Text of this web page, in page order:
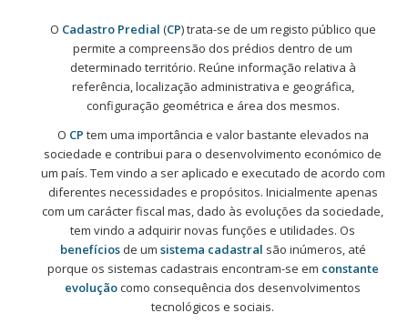
O Cadastro Predial (CP) trata-se de um registo público que
permite a compreensão dos prédios dentro de um
determinado território. Reúne informação relativa à
referência, localização administrativa e geográfica,
configuração geométrica e área dos mesmos.
O CP tem uma importância e valor bastante elevados na
sociedade e contribui para o desenvolvimento económico de
um país. Tem vindo a ser aplicado e executado de acordo com
diferentes necessidades e propósitos. Inicialmente apenas
com um carácter fiscal mas, dado às evoluções da sociedade,
tem vindo a adquirir novas funções e utilidades. Os
benefíciosde um sistema cadastral são inúmeros, até
porque os sistemas cadastrais encontram-se em constante
evoluçãocomo consequência dos desenvolvimentos
tecnológicos e sociais.